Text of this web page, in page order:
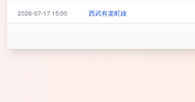
2026-07-17 15:00 西武有楽町線